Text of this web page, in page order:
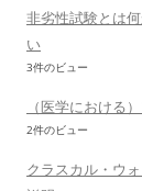
非劣性試験とは
い
3件のビュー
（医学における
2件のビュー
クラスカル・ウ